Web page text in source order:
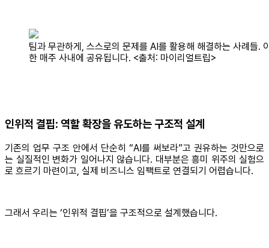
팀과 무관하게, 스스로의 문제를 AI를 활용해 해결하는 사례들.
한 매주 사내에 공유됩니다. <출처: 마이리얼트립>
인위적 결핍: 역할 확장을 유도하는 구조적 설계
기존의 업무 구조 안에서 단순히 “AI를 써보라”고 권유하는 것만으로
는 실질적인 변화가 일어나지 않습니다. 대부분은 흥미 위주의 실험으
로 흐르기 마련이고, 실제 비즈니스 임팩트로 연결되기 어렵습니다.
그래서 우리는 ‘인위적 결핍’을 구조적으로 설계했습니다.